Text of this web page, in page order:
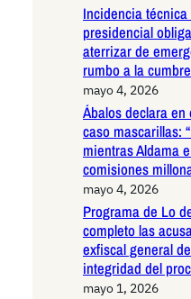
Incidencia
presidencial
aterrizar de
rumbo a la
mayo 4, 2026
Ábalos declara
caso mascarillas:
mientras Aldama
comisiones
mayo 4, 2026
Programa de Lo
completo las
exfiscal general
integridad del
mayo 1, 2026